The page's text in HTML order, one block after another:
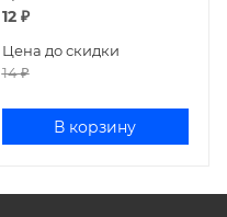
12₽
Цена до скидки
14₽
В корзину